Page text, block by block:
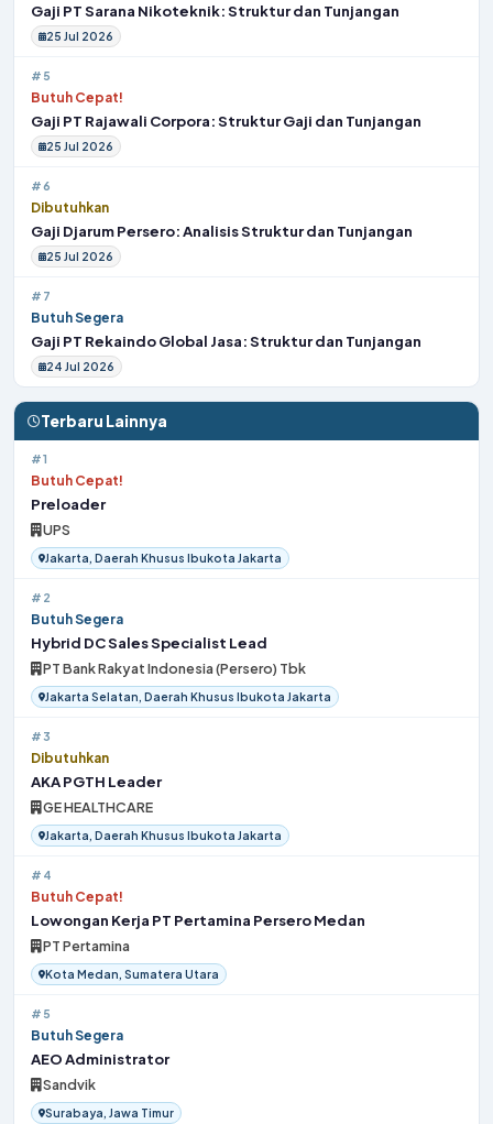
Gaji PT Sarana Nikoteknik: Struktur dan Tunjangan
25 Jul 2026
#5
Butuh Cepat!
Gaji PT Rajawali Corpora: Struktur Gaji dan Tunjangan
25 Jul 2026
#6
Dibutuhkan
Gaji Djarum Persero: Analisis Struktur dan Tunjangan
25 Jul 2026
#7
Butuh Segera
Gaji PT Rekaindo Global Jasa: Struktur dan Tunjangan
24 Jul 2026
Terbaru Lainnya
#1
Butuh Cepat!
Preloader
UPS
Jakarta, Daerah Khusus Ibukota Jakarta
#2
Butuh Segera
Hybrid DC Sales Specialist Lead
PT Bank Rakyat Indonesia (Persero) Tbk
Jakarta Selatan, Daerah Khusus Ibukota Jakarta
#3
Dibutuhkan
AKA PGTH Leader
GE HEALTHCARE
Jakarta, Daerah Khusus Ibukota Jakarta
#4
Butuh Cepat!
Lowongan Kerja PT Pertamina Persero Medan
PT Pertamina
Kota Medan, Sumatera Utara
#5
Butuh Segera
AEO Administrator
Sandvik
Surabaya, Jawa Timur